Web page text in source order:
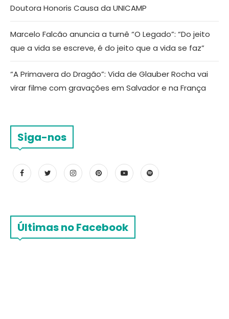
Doutora Honoris Causa da UNICAMP
Marcelo Falcão anuncia a turnê “O Legado”: “Do jeito
que a vida se escreve, é do jeito que a vida se faz”
“A Primavera do Dragão”: Vida de Glauber Rocha vai
virar filme com gravações em Salvador e na França
Siga-nos
Últimas no Facebook